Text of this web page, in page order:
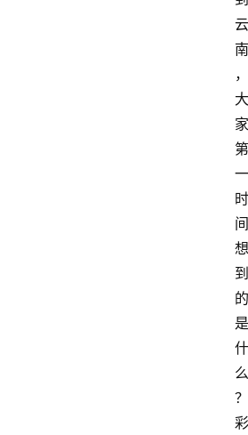
云
南
，
大
家
第
一
时
间
想
到
的
是
什
么
？
彩